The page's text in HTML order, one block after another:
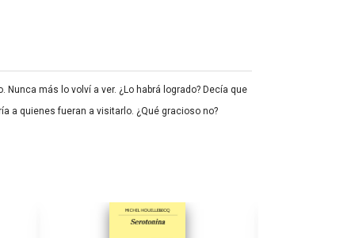
más lo volví a ver. ¿Lo habrá logrado? Decía que
a quienes fueran a visitarlo. ¿Qué gracioso no?